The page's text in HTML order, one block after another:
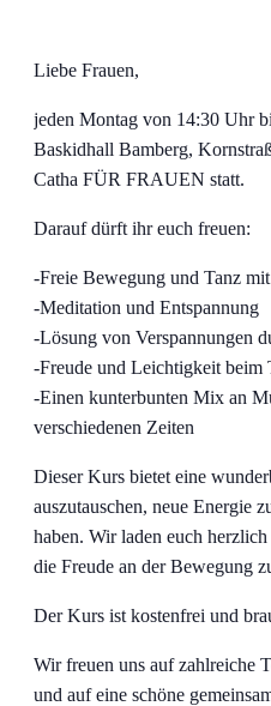
Liebe Frauen,
jeden Montag von 14:30 Uhr
Baskidhall Bamberg,
Catha FÜR FRAUEN statt.
Darauf dürft ihr euch freuen:
-Freie Bewegung und Tanz
-Meditation und Entspannung
-Lösung von Verspannungen
-Freude und Leichtigkeit beim
-Einen kunterbunten Mix an
verschiedenen Zeiten
Dieser Kurs bietet eine
auszutauschen, neue Energie
haben. Wir laden euch
die Freude an der Bewegung
Der Kurs ist kostenfrei und
Wir freuen uns auf zahlreiche
und auf eine schöne